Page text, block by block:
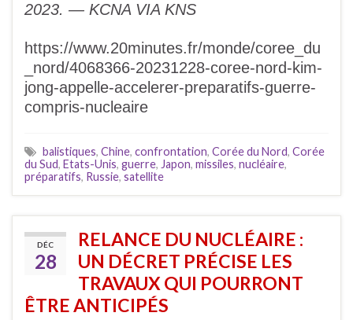
2023. — KCNA VIA KNS
https://www.20minutes.fr/monde/coree_du
_nord/4068366-20231228-coree-nord-kim-
jong-appelle-accelerer-preparatifs-guerre-
compris-nucleaire
balistiques, Chine, confrontation, Corée du Nord, Corée
du Sud, Etats-Unis, guerre, Japon, missiles, nucléaire,
préparatifs, Russie, satellite
DÉC
28
RELANCE DU NUCLÉAIRE :
UN DÉCRET PRÉCISE LES
TRAVAUX QUI POURRONT
ÊTRE ANTICIPÉS